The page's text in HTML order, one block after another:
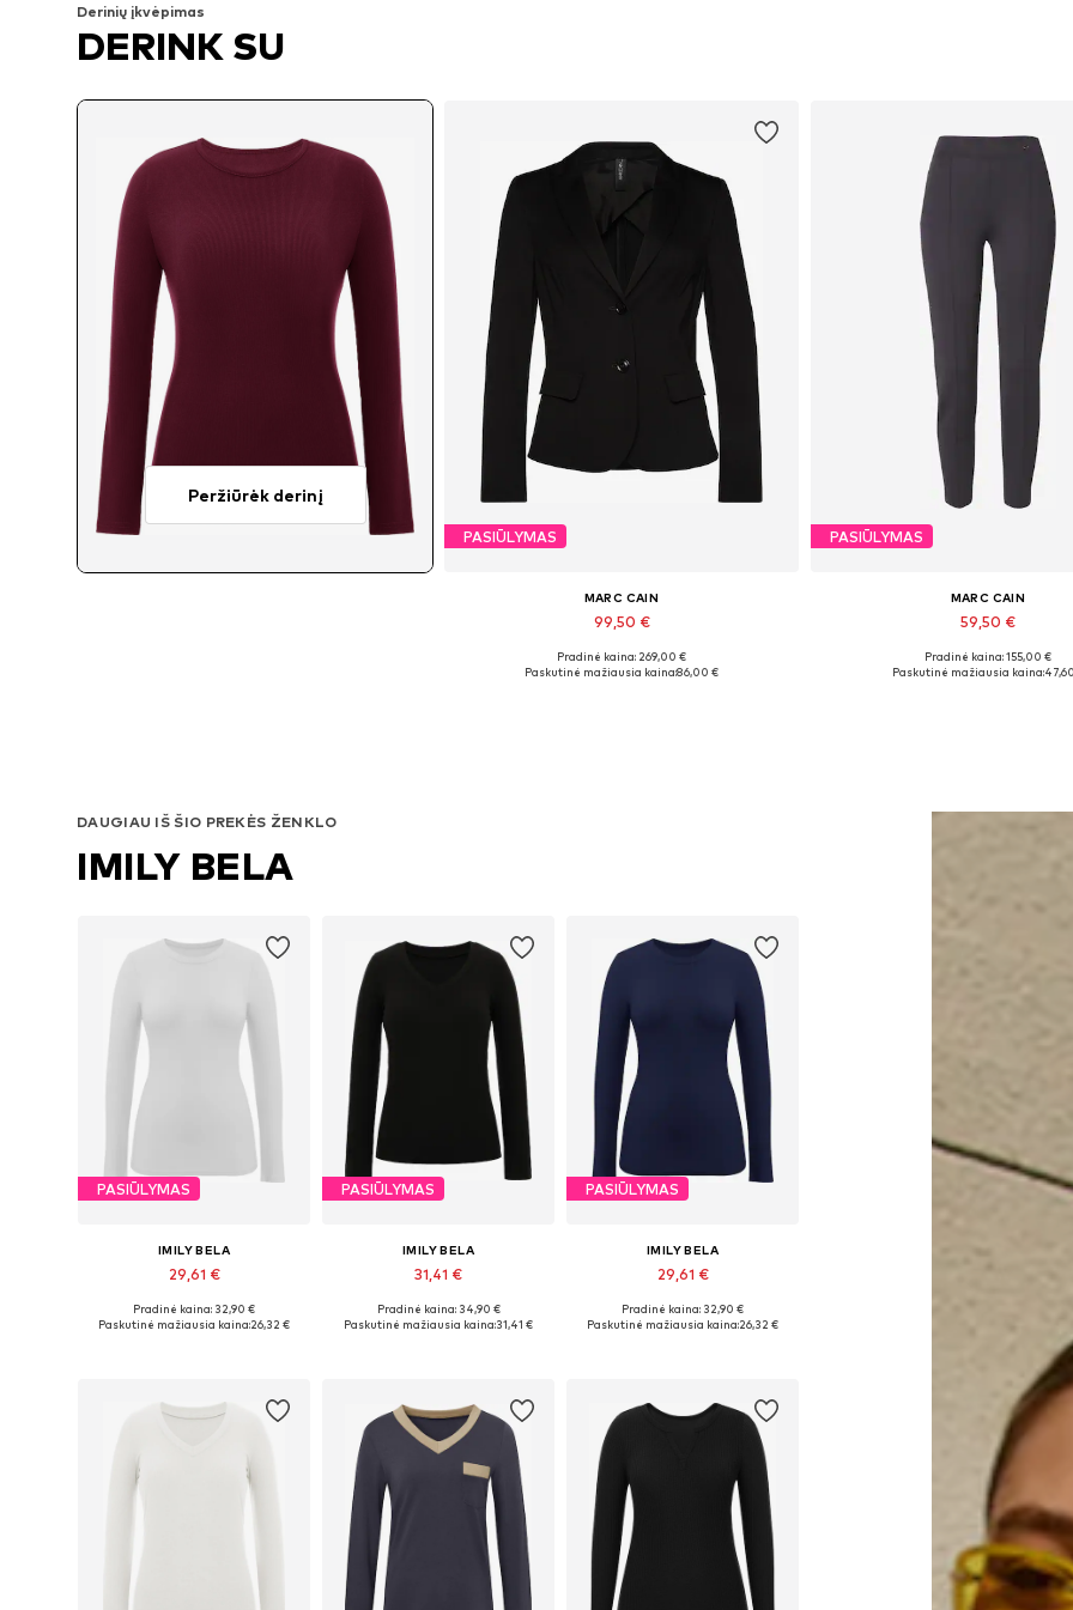
Derinių įkvėpimas
DERINK SU
Peržiūrėk derinį
PASIŪLYMAS
MARC CAIN
99,50 €
Galimi dydžiai: 36, 38, 40, 46
Pradinė kaina: 269,00 €
Paskutinė mažiausia kaina:86,00 €
PASIŪLYMAS
MARC CAIN
59,50 €
Galimi dydžiai: 44, 46, 48, 50,
Pradinė kaina: 155,00 €
Paskutinė mažiausia kaina:
DAUGIAU IŠ ŠIO PREKĖS ŽENKLO
IMILY BELA
PASIŪLYMAS
IMILY BELA
29,61 €
Galimi dydžiai: S, M, L, XL
Pradinė kaina: 32,90 €
Paskutinė mažiausia kaina:26,32 €
PASIŪLYMAS
IMILY BELA
31,41 €
Galimi dydžiai: S, M, L, XL
Pradinė kaina: 34,90 €
Paskutinė mažiausia kaina:31,41 €
PASIŪLYMAS
IMILY BELA
29,61 €
Galimi dydžiai: S, M, L, XL
Pradinė kaina: 32,90 €
Paskutinė mažiausia kaina:26,32 €